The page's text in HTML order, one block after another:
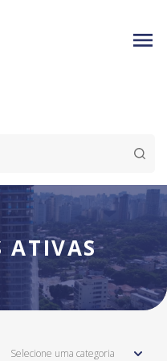
ATIVAS
Selecione uma categoria